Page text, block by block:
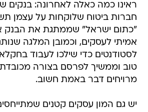
ראינו כמה כאלה לאחרונה: בנקים
חברות ביטוח שלוקחות על עצמן
"כתום ישראל" שממתגת את הבנק
אמיתי לעסקים, וכמובן המלגה
לסטודנטים כדי שילכו לעבוד
טוב וממשיך לפרסם בצורה
מרויחים דבר באמת חשוב.
יש גם המון עסקים קטנים